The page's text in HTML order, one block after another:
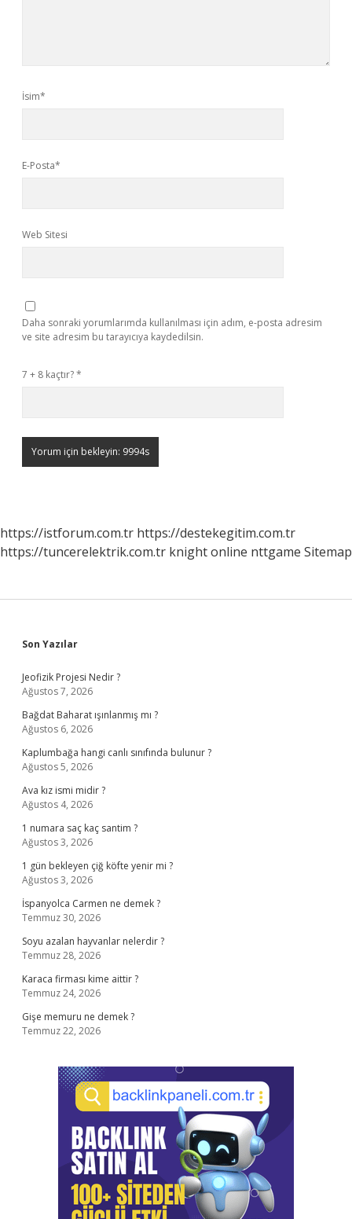
İsim*
E-Posta*
Web Sitesi
Daha sonraki yorumlarımda kullanılması için adım, e-posta adresim
ve site adresim bu tarayıcıya kaydedilsin.
7 + 8 kaçtır?*
https://istforum.com.tr https://destekegitim.com.tr
https://tuncerelektrik.com.tr knight online nttgame Sitemap
Sidebar
Son Yazılar
Jeofizik Projesi Nedir ?
Ağustos 7, 2026
Bağdat Baharat ışınlanmış mı ?
Ağustos 6, 2026
Kaplumbağa hangi canlı sınıfında bulunur ?
Ağustos 5, 2026
Ava kız ismi midir ?
Ağustos 4, 2026
1 numara saç kaç santim ?
Ağustos 3, 2026
1 gün bekleyen çiğ köfte yenir mi ?
Ağustos 3, 2026
İspanyolca Carmen ne demek ?
Temmuz 30, 2026
Soyu azalan hayvanlar nelerdir ?
Temmuz 28, 2026
Karaca firması kime aittir ?
Temmuz 24, 2026
Gişe memuru ne demek ?
Temmuz 22, 2026